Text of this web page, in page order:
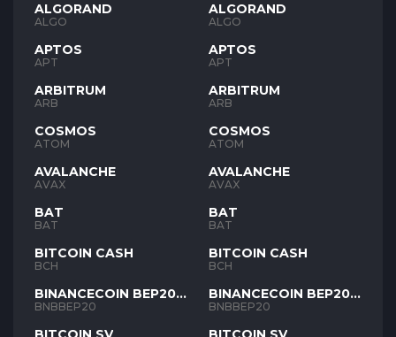
ALGORAND
ALGO
APTOS
APT
ARBITRUM
ARB
COSMOS
ATOM
AVALANCHE
AVAX
BAT
BAT
BITCOIN CASH
BCH
BINANCECOIN BEP20
BNB
BNBBEP20
ALGORAND
ALGO
APTOS
APT
ARBITRUM
ARB
COSMOS
ATOM
AVALANCHE
AVAX
BAT
BAT
BITCOIN CASH
BCH
BINANCECOIN BEP20
BNB
BNBBEP20